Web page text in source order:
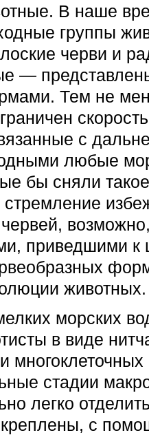
В наше
группы
черви и
—
Тем не
с
любые
бы сняли
стремление
приведшими к
животных.
морских
в виде
стадии
легко
с